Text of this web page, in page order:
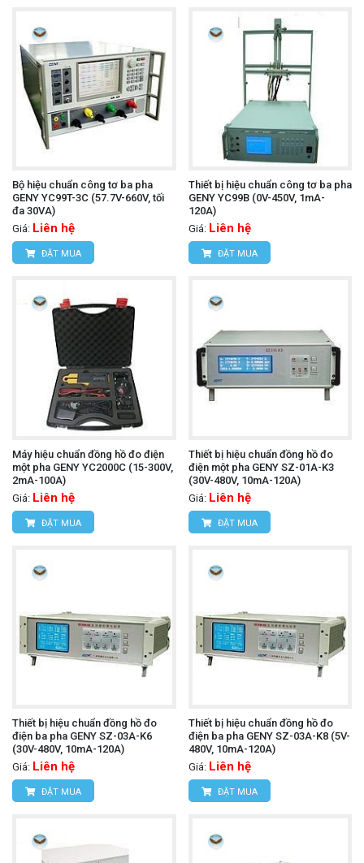
Bộ hiệu chuẩn công tơ ba pha
GENY YC99T-3C (57.7V-660V, tối
đa 30VA)
Giá: Liên hệ
ĐẶT MUA
Thiết bị hiệu chuẩn công tơ ba pha
GENY YC99B (0V-450V, 1mA-
120A)
Giá: Liên hệ
ĐẶT MUA
Máy hiệu chuẩn đồng hồ đo điện
một pha GENY YC2000C (15-300V,
2mA-100A)
Giá: Liên hệ
ĐẶT MUA
Thiết bị hiệu chuẩn đồng hồ đo
điện một pha GENY SZ-01A-K3
(30V-480V, 10mA-120A)
Giá: Liên hệ
ĐẶT MUA
Thiết bị hiệu chuẩn đồng hồ đo
điện ba pha GENY SZ-03A-K6
(30V-480V, 10mA-120A)
Giá: Liên hệ
ĐẶT MUA
Thiết bị hiệu chuẩn đồng hồ đo
điện ba pha GENY SZ-03A-K8 (5V-
480V, 10mA-120A)
Giá: Liên hệ
ĐẶT MUA